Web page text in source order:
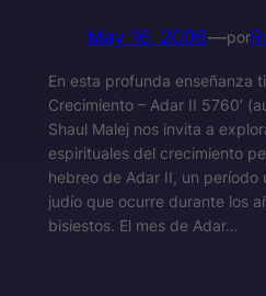
May 16, 2006—por
En esta profunda enseñanza
Crecimiento – Adar II 5760’
Shaul Malej nos invita a
espirituales del crecimiento
hebreo de Adar II, un período
judío que ocurre durante los
bisiestos. El mes de Adar…